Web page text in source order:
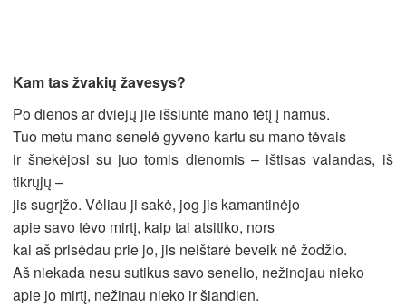
Kam tas žvakių žavesys?
Po dienos ar dviejų jie išsiuntė mano tėtį į namus.
Tuo metu mano senelė gyveno kartu su mano tėvais
ir šnekėjosi su juo tomis dienomis – ištisas valandas, iš
tikrųjų –
jis sugrįžo. Vėliau ji sakė, jog jis kamantinėjo
apie savo tėvo mirtį, kaip tai atsitiko, nors
kai aš prisėdau prie jo, jis neištarė beveik nė žodžio.
Aš niekada nesu sutikus savo senelio, nežinojau nieko
apie jo mirtį, nežinau nieko ir šiandien.